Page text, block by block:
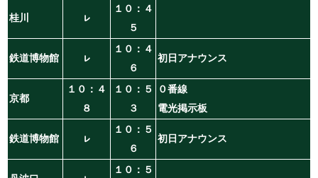
桂川 ㇾ
１０：４
５
鉄道博物館 ㇾ
１０：４
６
初日アナウンス
京都
１０：４
８
１０：５
３
０番線
電光掲示板
鉄道博物館 ㇾ
１０：５
６
初日アナウンス
１０：５